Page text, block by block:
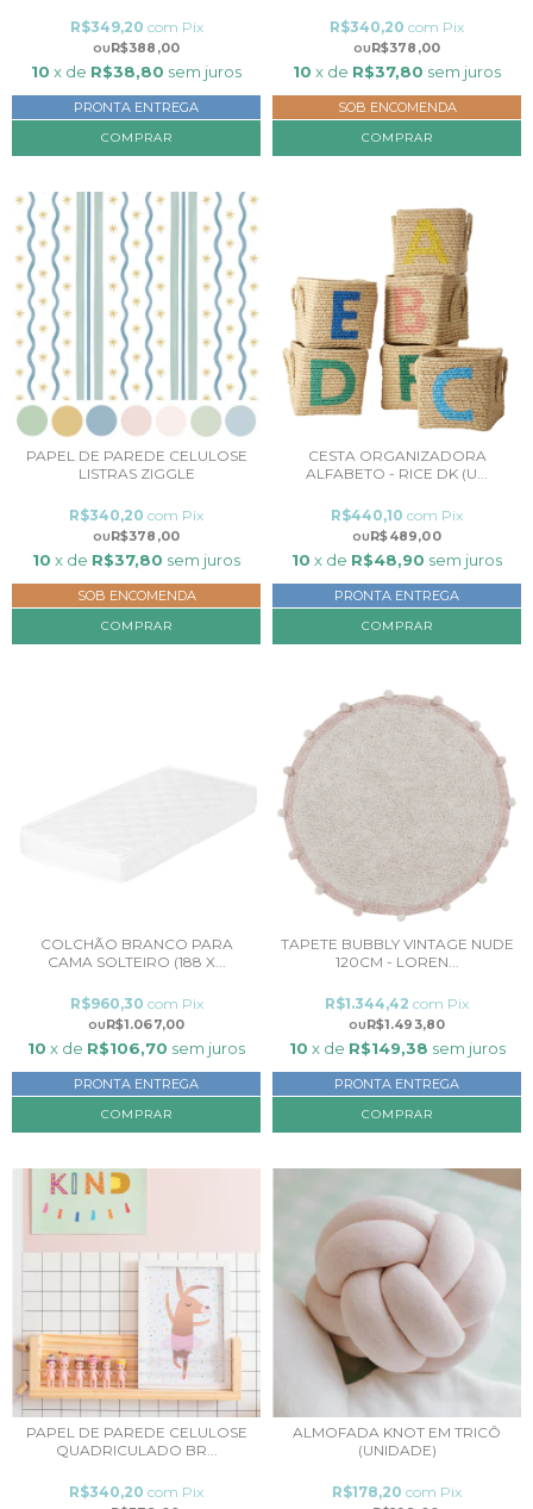
R$388,00
R$349,20 com Pix
10 x de R$38,80 sem juros
PRONTA ENTREGA
R$378,00
R$340,20 com Pix
10 x de R$37,80 sem juros
SOB ENCOMENDA
COMPRAR
PAPEL DE PAREDE CELULOSE
LISTRAS ZIGGLE
R$378,00
R$340,20 com Pix
10 x de R$37,80 sem juros
SOB ENCOMENDA
COMPRAR
CESTA ORGANIZADORA
ALFABETO - RICE DK (U...
R$489,00
R$440,10 com Pix
10 x de R$48,90 sem juros
PRONTA ENTREGA
COMPRAR
COLCHÃO BRANCO PARA
CAMA SOLTEIRO (188 X...
R$1.067,00
R$960,30 com Pix
10 x de R$106,70 sem juros
PRONTA ENTREGA
COMPRAR
TAPETE BUBBLY VINTAGE NUDE
120CM - LOREN...
R$1.493,80
R$1.344,42 com Pix
10 x de R$149,38 sem juros
PRONTA ENTREGA
PAPEL DE PAREDE CELULOSE
QUADRICULADO BR...
R$340,20 com Pix
ALMOFADA KNOT EM TRICÔ
(UNIDADE)
R$178,20 com Pix